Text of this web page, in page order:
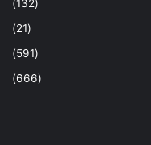
(132)
(21)
(591)
(666)